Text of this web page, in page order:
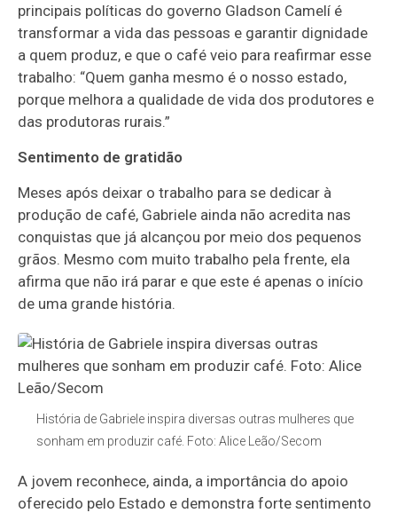
principais políticas do governo Gladson Camelí é
transformar a vida das pessoas e garantir dignidade
a quem produz, e que o café veio para reafirmar esse
trabalho: “Quem ganha mesmo é o nosso estado,
porque melhora a qualidade de vida dos produtores e
das produtoras rurais.”
Sentimento de gratidão
Meses após deixar o trabalho para se dedicar à
produção de café, Gabriele ainda não acredita nas
conquistas que já alcançou por meio dos pequenos
grãos. Mesmo com muito trabalho pela frente, ela
afirma que não irá parar e que este é apenas o início
de uma grande história.
História de Gabriele inspira diversas outras mulheres que
sonham em produzir café. Foto: Alice Leão/Secom
A jovem reconhece, ainda, a importância do apoio
oferecido pelo Estado e demonstra forte sentimento